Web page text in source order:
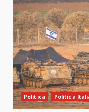
Politica Politica